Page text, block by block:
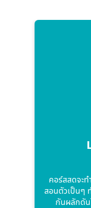
คอร์สสดจะ
สอนตัวเป็นๆ
กันผลักดัน